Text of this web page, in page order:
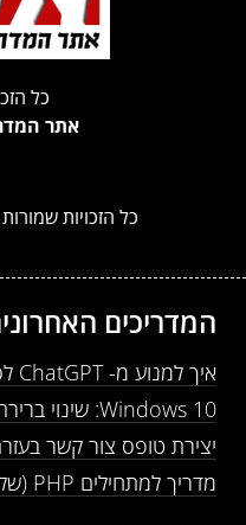
כל
אתר
כל הזכויות שמורות ©
המדריכים האחרונים
איך למנוע מ- ChatGPT לסרוק את האתר שלי?
Windows 10: שינוי ברירת מחדל באפליקציות
יצירת טופס צור קשר בעזרת PHP
מדריך למתחילים PHP (שלום עולם)